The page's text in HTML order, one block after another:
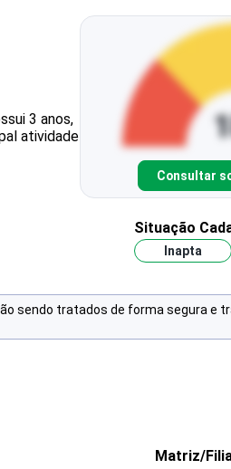
3 anos,
atividade
Consultar
Situação
Inapta
sendo tratados de forma segura e
Matriz/